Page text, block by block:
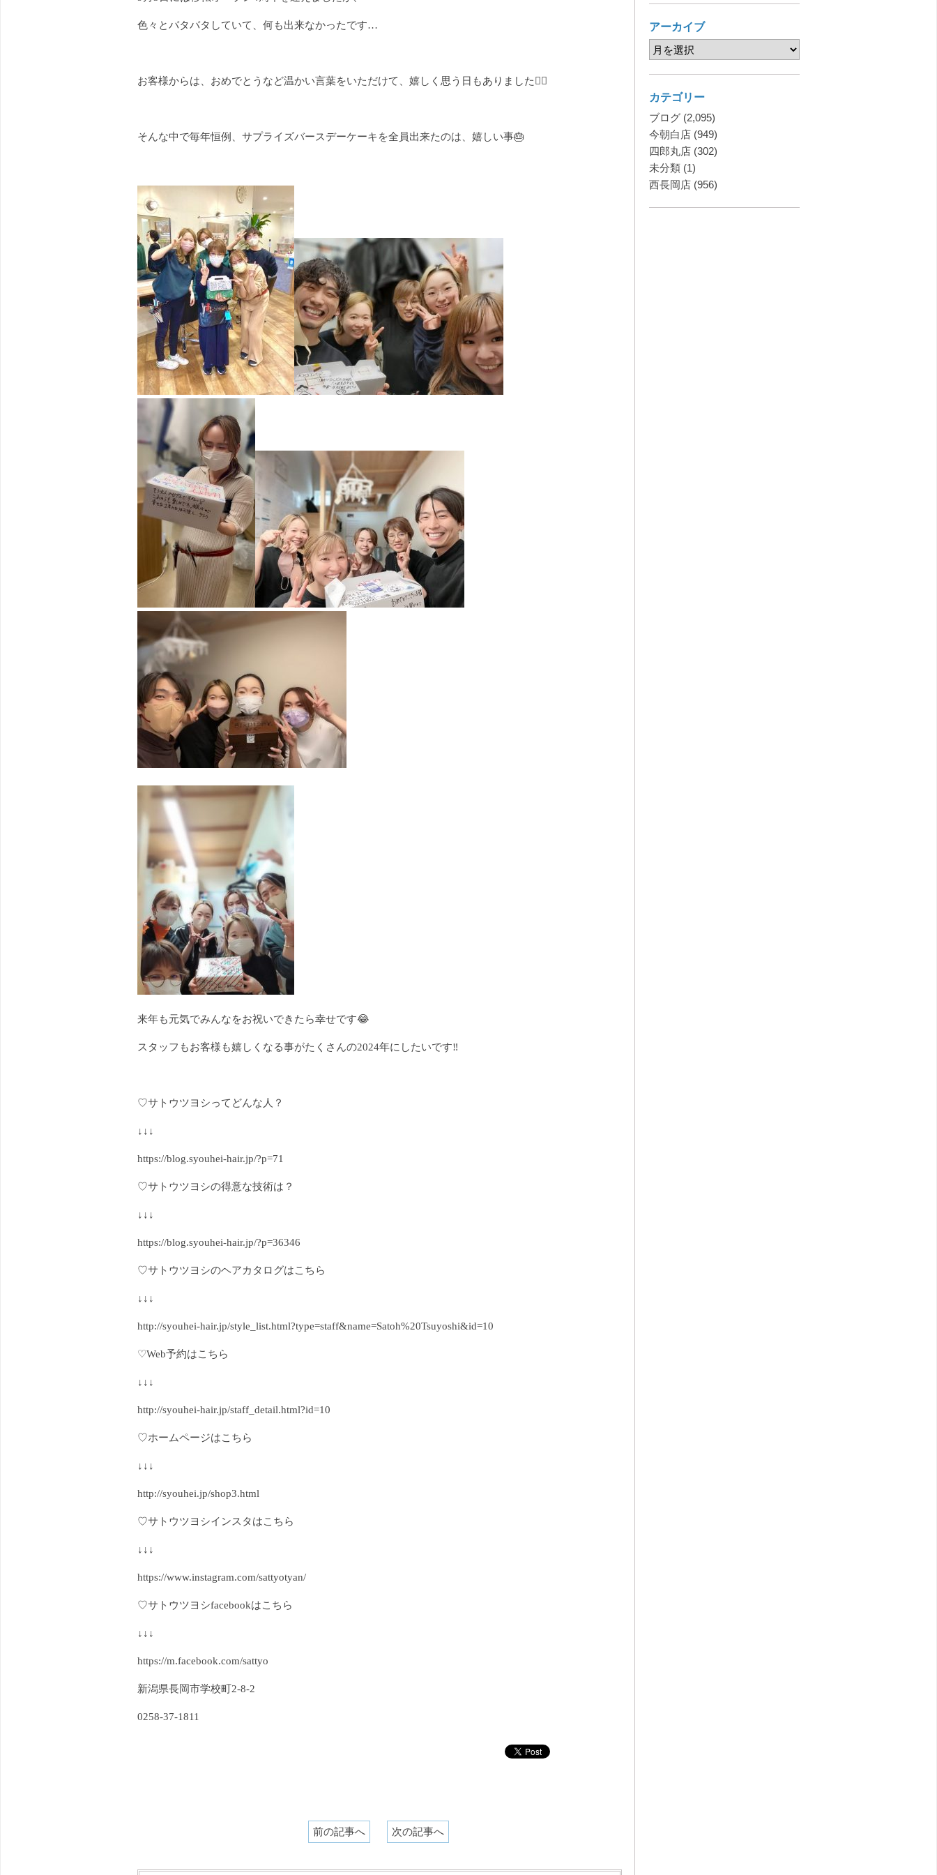
色々とバタバタしていて、何も出来なかったです…
お客様からは、おめでとうなど温かい言葉をいただけて、嬉しく思う日もありました🙇‍♂️
そんな中で毎年恒例、サプライズバースデーケーキを全員出来たのは、嬉しい事🎂
来年も元気でみんなをお祝いできたら幸せです😂
スタッフもお客様も嬉しくなる事がたくさんの2024年にしたいです‼
♡サトウツヨシってどんな人？
↓↓↓
https://blog.syouhei-hair.jp/?p=71
♡サトウツヨシの得意な技術は？
↓↓↓
https://blog.syouhei-hair.jp/?p=36346
♡サトウツヨシのヘアカタログはこちら
↓↓↓
http://syouhei-hair.jp/style_list.html?type=staff&name=Satoh%20Tsuyoshi&id=10
♡Web予約はこちら
↓↓↓
http://syouhei-hair.jp/staff_detail.html?id=10
♡ホームページはこちら
↓↓↓
http://syouhei.jp/shop3.html
♡サトウツヨシインスタはこちら
↓↓↓
https://www.instagram.com/sattyotyan/
♡サトウツヨシfacebookはこちら
↓↓↓
https://m.facebook.com/sattyo
新潟県長岡市学校町2-8-2
0258-37-1811
前の記事へ 次の記事へ
アーカイブ
カテゴリー
ブログ(2,095)
今朝白店(949)
四郎丸店(302)
未分類(1)
西長岡店(956)